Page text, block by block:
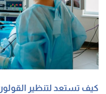
كيف تستعد لتنظير